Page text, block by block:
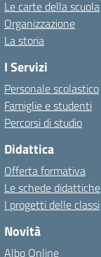
Le carte della scuola
Organizzazione
La storia
I Servizi
Personale scolastico
Famiglie e studenti
Percorsi di studio
Didattica
Offerta formativa
Le schede didattiche
I progetti delle classi
Novità
Albo Online